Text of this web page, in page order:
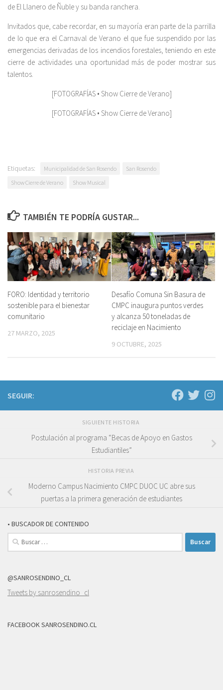
de El Llanero de Ñuble y su banda ranchera.
Invitados que, cabe recordar, en su mayoría eran parte de la parrilla
de lo que era el Carnaval de Verano el que fue suspendido por las
emergencias derivadas de los incendios forestales, teniendo en este
cierre de actividades una oportunidad más de poder mostrar sus
talentos.
[FOTOGRAFÍAS • Show Cierre de Verano]
[FOTOGRAFÍAS • Show Cierre de Verano]
Etiquetas: Municipalidad de San Rosendo
San Rosendo
Show Cierre de Verano
Show Musical
TAMBIÉN TE PODRÍA GUSTAR...
FORO: Identidad y territorio
sostenible para el bienestar
comunitario
27 MARZO, 2025
Desafío Comuna Sin Basura de
CMPC inaugura puntos verdes
y alcanza 50 toneladas de
reciclaje en Nacimiento
9 OCTUBRE, 2025
SEGUIR:
SIGUIENTE HISTORIA
Postulación al programa “Becas de Apoyo en Gastos
Estudiantiles”
HISTORIA PREVIA
Moderno Campus Nacimiento CMPC DUOC UC abre sus
puertas a la primera generación de estudiantes
• BUSCADOR DE CONTENIDO
Buscar:
@SANROSENDINO_CL
Tweets by sanrosendino_cl
FACEBOOK SANROSENDINO.CL